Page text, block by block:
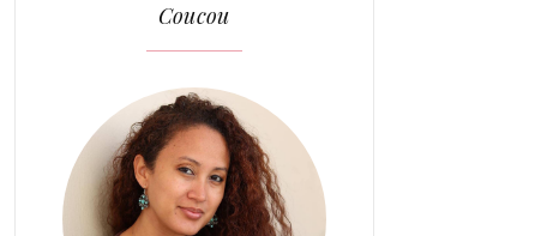
Coucou